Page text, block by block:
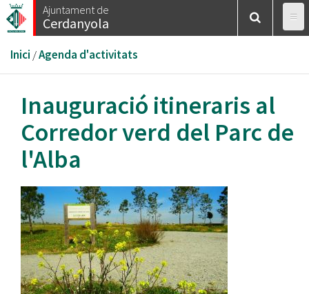
Vés
al
Ajuntament de
Cerdanyola
Esteu
aquí
Inici /Agenda d'activitats
Inauguració itineraris al
Corredor verd del Parc de
l'Alba